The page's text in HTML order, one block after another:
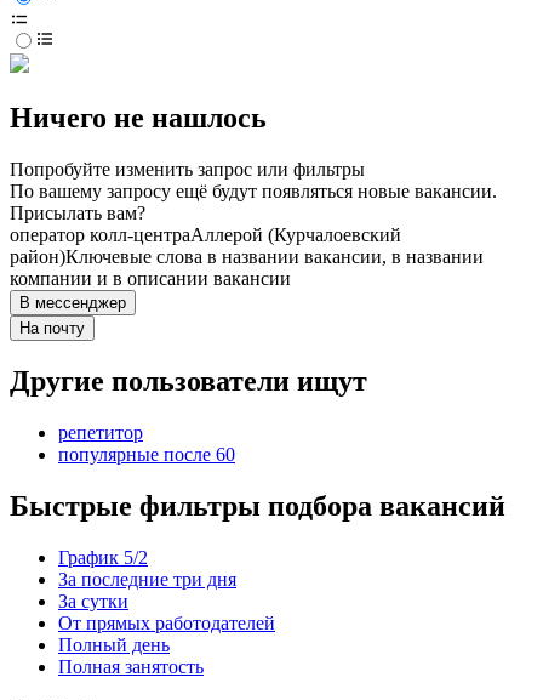
Ничего не нашлось
Попробуйте изменить запрос или фильтры
По вашему запросу ещё будут появляться новые вакансии.
Присылать вам?
оператор колл-центраАллерой (Курчалоевский
район)Ключевые слова в названии вакансии, в названии
компании и в описании вакансии
В мессенджер
На почту
Другие пользователи ищут
репетитор
популярные после 60
Быстрые фильтры подбора вакансий
График 5/2
За последние три дня
За сутки
От прямых работодателей
Полный день
Полная занятость